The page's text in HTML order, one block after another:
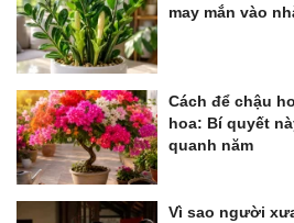
may mắn vào
Cách để chậu
hoa: Bí quyết
quanh năm
Vì sao người